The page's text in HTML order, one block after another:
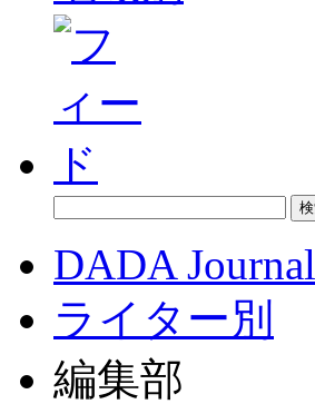
DADA Journal
ライター別
編集部